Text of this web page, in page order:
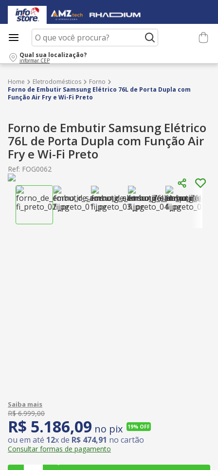
O que você procura?
Qual sua localização?
informar CEP
Eletrodomésticos
Forno
Forno de Embutir Samsung Elétrico 76L de Porta Dupla com
Função Air Fry e Wi-Fi Preto
Forno de Embutir Samsung Elétrico
76L de Porta Dupla com Função Air
Fry e Wi-Fi Preto
Ref: FOG0062
R$ 6.999,00
R$ 5.186,09 no pix 19% OFF
ou em até 12x de R$ 474,91 no cartão
Consultar formas de pagamento